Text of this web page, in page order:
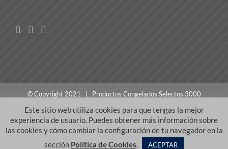
© Copyright 2021 | Productos Congelados Selectos 3000
Este sitio web utiliza cookies para que tengas la mejor
experiencia de usuario. Puedes obtener más información sobre
las cookies y cómo cambiar la configuración de tu navegador en la
sección Política de Cookies. ACEPTAR
Español English